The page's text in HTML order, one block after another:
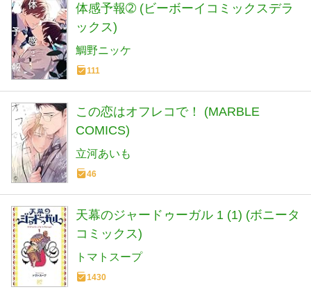
体感予報➁ (ビーボーイコミックスデラ
ックス)
鯛野ニッケ
111
この恋はオフレコで！ (MARBLE
COMICS)
立河あいも
46
天幕のジャードゥーガル 1 (1) (ボニータ
コミックス)
トマトスープ
1430